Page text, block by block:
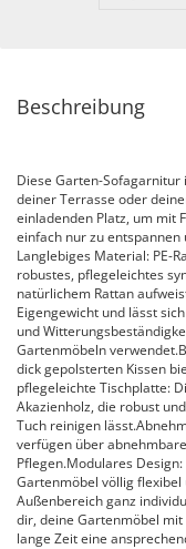
Beschreibung
Diese Garten-Sofagarnitur
deiner Terrasse oder
einladenden Platz, um mit
einfach nur zu entspannen
Langlebiges Material: PE-
robustes, pflegeleichtes
natürlichem Rattan
Eigengewicht und lässt
und
Gartenmöbeln
dick gepolsterten Kissen
pflegeleichte Tischplatte:
Akazienholz, die robust
Tuch reinigen
verfügen über
Pflegen.Modulares
Gartenmöbel völlig
Außenbereich ganz
dir, deine Gartenmöbel
lange Zeit eine